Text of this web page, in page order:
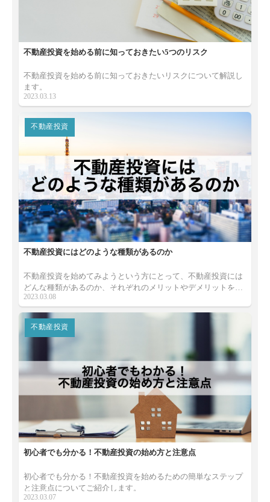
不動産投資を始める前に知っておきたい5つのリスク
不動産投資を始める前に知っておきたいリスクについて解説し
ます。
2023.03.13
不動産投資
不動産投資にはどのような種類があるのか
不動産投資を始めてみようという方にとって、不動産投資には
どんな種類があるのか、それぞれのメリットやデメリットを一
緒にご紹介します。
2023.03.08
不動産投資
初心者でも分かる！不動産投資の始め方と注意点
初心者でも分かる！不動産投資を始めるための簡単なステップ
と注意点についてご紹介します。
2023.03.07